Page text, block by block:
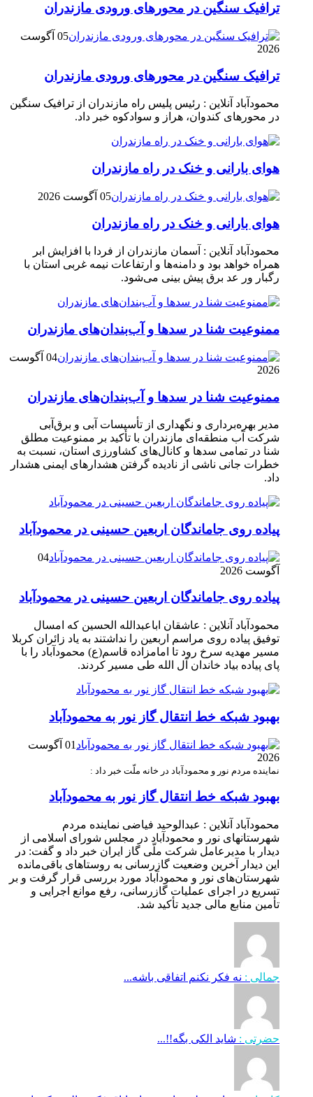
ترافیک سنگین در محور‌های ورودی مازندران
05 آگوست
2026
ترافیک سنگین در محور‌های ورودی مازندران
محمودآباد آنلاین : رئیس پلیس راه مازندران از ترافیک سنگین
در محور‌های کندوان، هراز و سوادکوه خبر داد.
هوای بارانی و خنک در راه مازندران
05 آگوست 2026
هوای بارانی و خنک در راه مازندران
محمودآباد آنلاین : آسمان مازندران از فردا با افزایش ابر
همراه خواهد بود و دامنه‌ها و ارتفاعات نیمه غربی استان با
رگبار ور عد برق پیش بینی می‌شود.
ممنوعیت شنا در سدها و آب‌بندان‌‌های مازندران
04 آگوست
2026
ممنوعیت شنا در سدها و آب‌بندان‌‌های مازندران
مدیر بهره‌برداری و نگهداری از تأسیسات آبی و برق‌آبی
شرکت آب منطقه‌ای مازندران با تأکید بر ممنوعیت مطلق
شنا در تمامی سدها و کانال‌های کشاورزی استان، نسبت به
خطرات جانی ناشی از نادیده گرفتن هشدارهای ایمنی هشدار
داد.
پیاده روی جاماندگان اربعین حسینی در محمودآباد
04
آگوست 2026
پیاده روی جاماندگان اربعین حسینی در محمودآباد
محمودآباد آنلاین : عاشقان اباعبدالله الحسین که امسال
توفیق پیاده روی مراسم اربعین را نداشتند به یاد زائران کربلا
مسیر مهدیه سرخ رود تا امامزاده قاسم(ع) محمودآباد را با
پای پیاده بیاد خاندان آل الله طی مسیر کردند.
بهبود شبکه خط انتقال گاز نور به محمودآباد
01 آگوست
2026
نماینده مردم نور و محمودآباد در خانه ملّت خبر داد :
بهبود شبکه خط انتقال گاز نور به محمودآباد
محمودآباد آنلاین : عبدالوحید فیاضی نماینده مردم
شهرستانهای نور و محمودآباد در مجلس شورای اسلامی از
دیدار با مدیرعامل شرکت ملّی گاز ایران خبر داد و گفت: در
این دیدار آخرین وضعیت گازرسانی به روستاهای باقی‌مانده
شهرستان‌های نور و محمودآباد مورد بررسی قرار گرفت و بر
تسریع در اجرای عملیات گازرسانی، رفع موانع اجرایی و
تأمین منابع مالی جدید تأکید شد.
جمالی : نه فکر نکنم اتفاقی باشه...
حضرتی : شاید الکی بگه!!...